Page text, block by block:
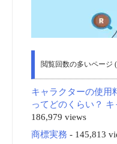
閲覧回数の多いページ
キャラクターの使用
ってどのくらい？
186,979 views
商標実務 - 145,813